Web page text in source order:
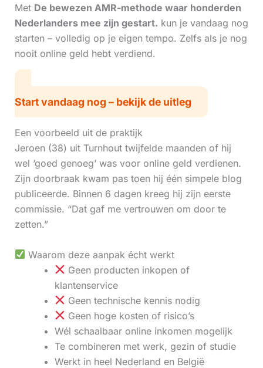
Met De bewezen AMR-methode waar honderden
Nederlanders mee zijn gestart. kun je vandaag nog
starten – volledig op je eigen tempo. Zelfs als je nog
nooit online geld hebt verdiend.
Start vandaag nog – bekijk de uitleg
Een voorbeeld uit de praktijk
Jeroen (38) uit Turnhout twijfelde maanden of hij
wel ‘goed genoeg’ was voor online geld verdienen.
Zijn doorbraak kwam pas toen hij één simpele blog
publiceerde. Binnen 6 dagen kreeg hij zijn eerste
commissie. “Dat gaf me vertrouwen om door te
zetten.”
Waarom deze aanpak écht werkt
Geen producten inkopen of
klantenservice
Geen technische kennis nodig
Geen hoge kosten of risico’s
Wél schaalbaar online inkomen mogelijk
Te combineren met werk, gezin of studie
Werkt in heel Nederland en België